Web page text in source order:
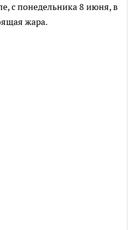
с понедельника 8 июня, в
жара.